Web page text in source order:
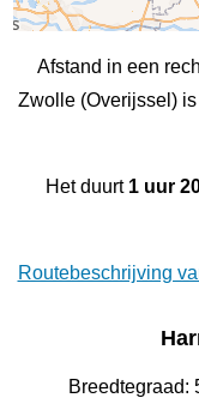
Afstand in een
Zwolle (Overijssel) is
Het duurt 1 uur
Routebeschrijving
Breedtegraad: